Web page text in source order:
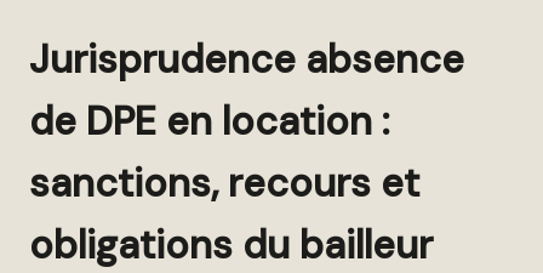
Jurisprudence absence
de DPE en location :
sanctions, recours et
obligations du bailleur